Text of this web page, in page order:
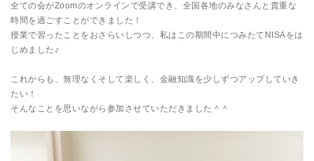
全ての会がZoomのオンラインで受講でき、全国各地のみなさんと貴重な
時間を過ごすことができました！
授業で習ったことをおさらいしつつ、私はこの期間中につみたてNISAをは
じめました♪
これからも、無理なくそして楽しく、金融知識を少しずつアップしていき
たい！
そんなことを思いながら参加させていただきました＾＾